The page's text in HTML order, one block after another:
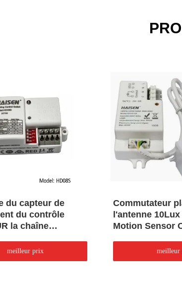
du capteur de
du contrôle
la chaîne
meilleur prix
Commutateur
l'antenne
Motion Sensor
meilleur